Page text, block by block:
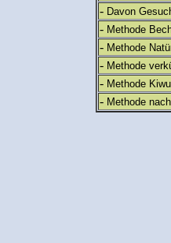
- Davon
- Methode
- Methode
- Methode
- Methode
- Methode